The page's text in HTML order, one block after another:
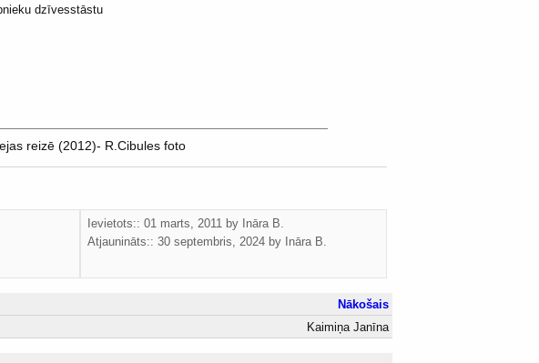
dzīvesstāstu
reizē (2012)- R.Cibules foto
Ievietots:: 01 marts, 2011 by Ināra B.
Atjaunināts::30 septembris, 2024 by Ināra B.
Nākošais
Kaimiņa Janīna